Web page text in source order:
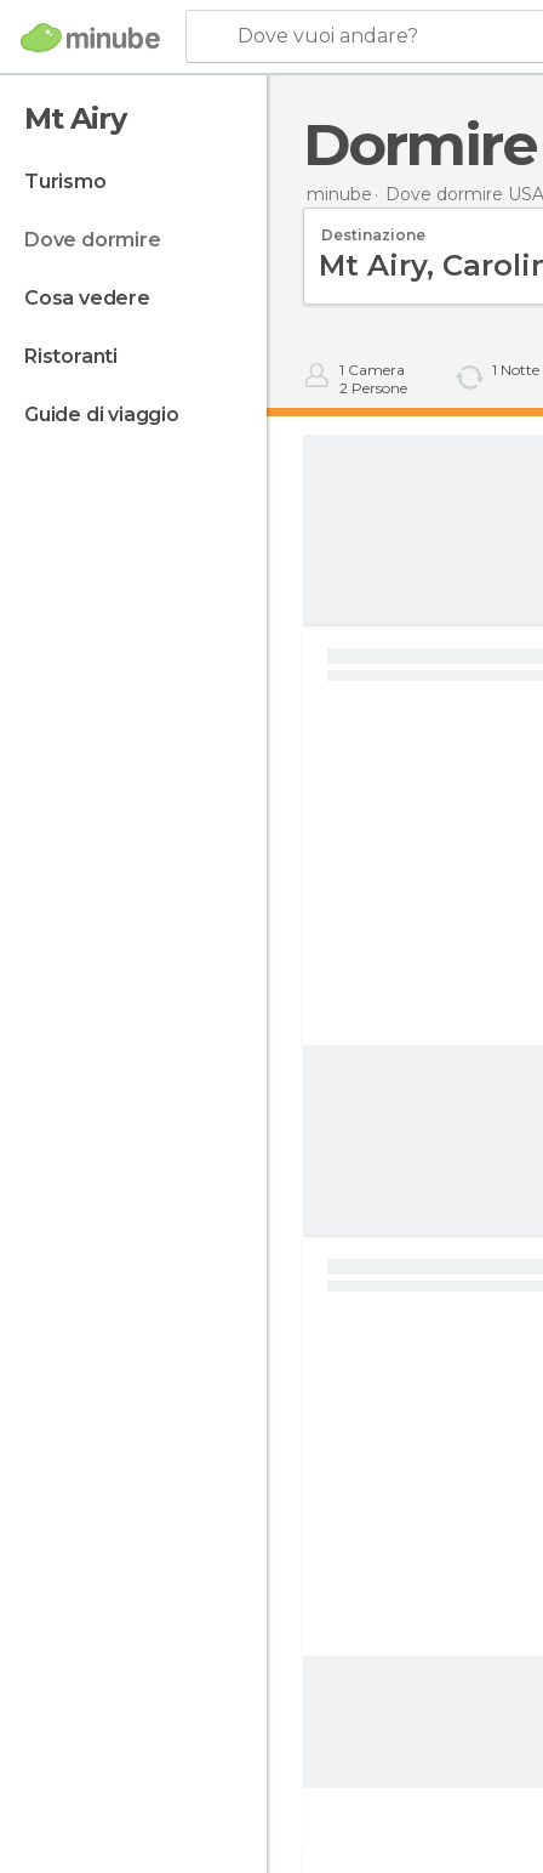
Dove vuoi andare?
Mt Airy
turismo
dove dormire
cosa vedere
ristoranti
guide di viaggio
minube Dove dormire USA
Destinazione
1 Camera
2 Persone
1 Notte